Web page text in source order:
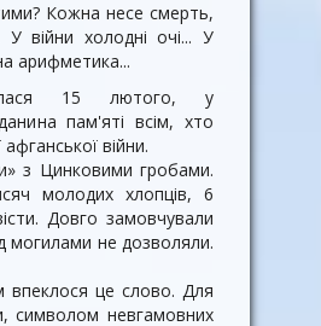
Кожна несе смерть,
У війни холодні очі... У
арифметика...
15 лютого, у
пам'яті всім, хто
війни.
з Цинковими гробами.
молодих хлопців, 6
Довго замовчували
могилами не дозволяли.
впеклося це слово. Для
символом невгамовних